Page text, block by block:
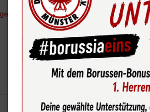
Abteilungen Fußball Senioren